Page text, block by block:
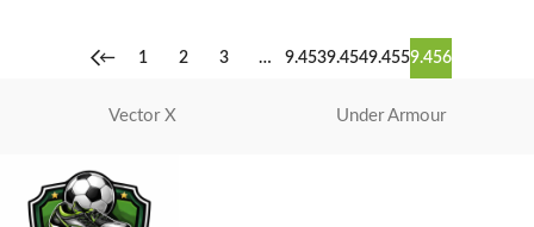
← 1 2 3 … 9.4539.4549.4559.456
Vector X Under Armour